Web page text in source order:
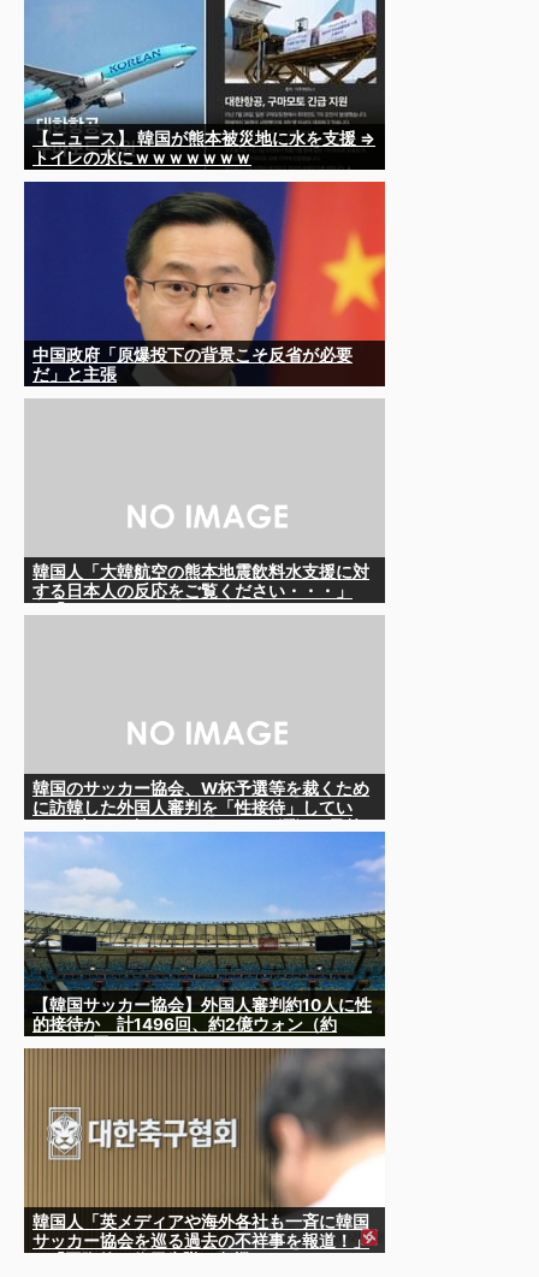
【ニュース】 韓国が熊本被災地に水を支援 ⇒
トイレの水にｗｗｗｗｗｗｗ
中国政府「原爆投下の背景こそ反省が必要
だ」と主張
韓国人「大韓航空の熊本地震飲料水支援に対
する日本人の反応をご覧ください・・・」
韓国のサッカー協会、W杯予選等を裁くため
に訪韓した外国人審判を「性接待」してい
を持ってりゃそうなるわな
【韓国サッカー協会】外国人審判約10人に性
的接待か 計1496回、約2億ウォン（約
韓国人「英メディアや海外各社も一斉に韓国
サッカー協会を巡る過去の不祥事を報道！」